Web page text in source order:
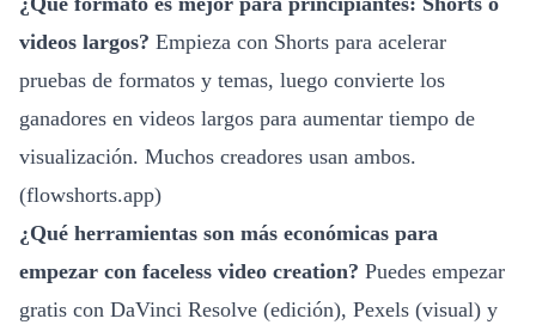
videos largos? Empieza con Shorts para acelerar
pruebas de formatos y temas, luego convierte los
ganadores en videos largos para aumentar tiempo de
visualización. Muchos creadores usan ambos.
(flowshorts.app)
¿Qué herramientas son más económicas para
empezar con faceless video creation? Puedes empezar
gratis con DaVinci Resolve (edición), Pexels (visual) y